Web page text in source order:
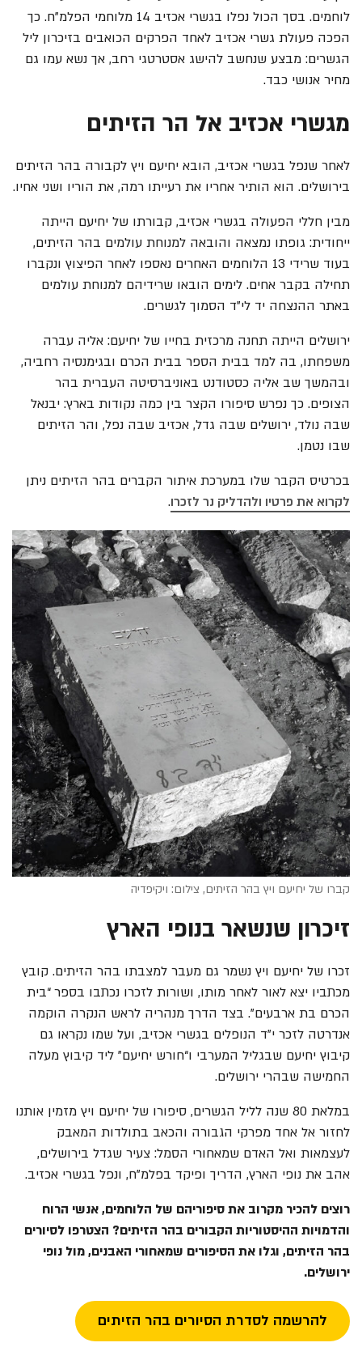
לוחמים. בסך הכול נפלו בגשרי אכזיב 14 מלוחמי הפלמ"ח. כך
הפכה פעולת גשרי אכזיב לאחד הפרקים הכואבים בזיכרון ליל
הגשרים: מבצע שנחשב להישג אסטרטגי רחב, אך נשא עמו גם
מחיר אנושי כבד.
מגשרי אכזיב אל הר הזיתים
לאחר שנפל בגשרי אכזיב, הובא יחיעם ויץ לקבורה בהר הזיתים
בירושלים. הוא הותיר אחריו את רעייתו רמה, את הוריו ושני אחיו.
מבין חללי הפעולה בגשרי אכזיב, קבורתו של יחיעם הייתה
ייחודית: גופתו נמצאה והובאה למנוחת עולמים בהר הזיתים,
בעוד שרידי 13 הלוחמים האחרים נאספו לאחר הפיצוץ ונקברו
תחילה בקבר אחים. לימים הובאו שרידיהם למנוחת עולמים
באתר ההנצחה יד לי"ד הסמוך לגשרים.
ירושלים הייתה תחנה מרכזית בחייו של יחיעם: אליה עברה
משפחתו, בה למד בבית הספר בבית הכרם ובגימנסיה רחביה,
ובהמשך שב אליה כסטודנט באוניברסיטה העברית בהר
הצופים. כך נפרש סיפורו הקצר בין כמה נקודות בארץ: יבנאל
שבה נולד, ירושלים שבה גדל, אכזיב שבה נפל, והר הזיתים
שבו נטמן.
בכרטיס הקבר שלו במערכת איתור הקברים בהר הזיתים ניתן
לקרוא את פרטיו ולהדליק נר לזכרו.
קברו של יחיעם ויץ בהר הזיתים, צילום: ויקיפדיה
זיכרון שנשאר בנופי הארץ
זכרו של יחיעם ויץ נשמר גם מעבר למצבתו בהר הזיתים. קובץ
מכתביו יצא לאור לאחר מותו, ושורות לזכרו נכתבו בספר “בית
הכרם בת ארבעים”. בצד הדרך מנהריה לראש הנקרה הוקמה
אנדרטה לזכר י"ד הנופלים בגשרי אכזיב, ועל שמו נקראו גם
קיבוץ יחיעם שבגליל המערבי ו“חורש יחיעם” ליד קיבוץ מעלה
החמישה שבהרי ירושלים.
במלאת 80 שנה לליל הגשרים, סיפורו של יחיעם ויץ מזמין אותנו
לחזור אל אחד מפרקי הגבורה והכאב בתולדות המאבק
לעצמאות ואל האדם שמאחורי הסמל: צעיר שגדל בירושלים,
אהב את נופי הארץ, הדריך ופיקד בפלמ"ח, ונפל בגשרי אכזיב.
רוצים להכיר מקרוב את סיפוריהם של הלוחמים, אנשי הרוח
והדמויות ההיסטוריות הקבורים בהר הזיתים? הצטרפו לסיורים
בהר הזיתים, וגלו את הסיפורים שמאחורי האבנים, מול נופי
ירושלים.
להרשמה לסדרת הסיורים בהר הזיתים